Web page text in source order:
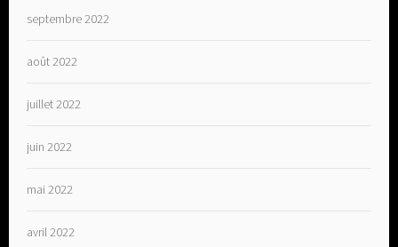
septembre 2022
août 2022
juillet 2022
juin 2022
mai 2022
avril 2022